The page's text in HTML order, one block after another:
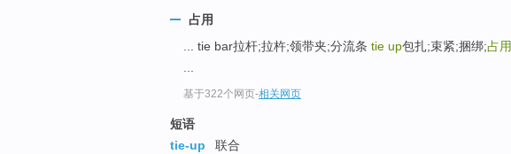
占用
... tie bar拉杆;拉杵;领带夹;分流条 tie up包扎;束紧;捆绑;占用
基于322个网页-相关网页
短语
tie-up
联合